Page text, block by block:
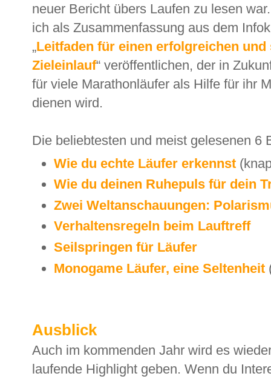
neuer Bericht übers Laufen zu lesen
ich als Zusammenfassung aus dem
„Leitfaden für einen erfolgreichen und
Zieleinlauf“ veröffentlichen, der in
für viele Marathonläufer als Hilfe für ihr
dienen wird.
Die beliebtesten und meist gelesenen 6
Wie du echte Läufer erkennst
Wie du deinen Ruhepuls für dein
Zwei Weltanschauungen:
Verhaltensregeln beim Lauftreff
Seilspringen für Läufer
Monogame Läufer, eine Seltenheit
Ausblick
Auch im kommenden Jahr wird es
laufende Highlight geben. Wenn du